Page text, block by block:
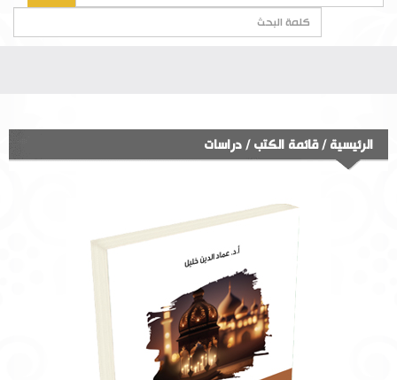
الرئيسية /قائمة الكتب/ دراسات